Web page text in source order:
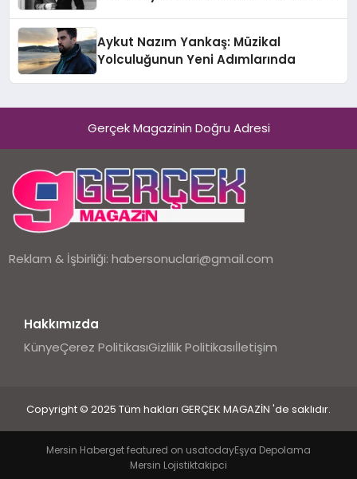
Aykut Nazım Yankaş: Müzikal
Yolculuğunun Yeni Adımlarında
Gerçek Magazinin Doğru Adresi
Reklam & İşbirliği:habersonuclari@gmail.com
Hakkımızda
KünyeÇerez PolitikasıGizlilik Politikasıİletişim
Copyright © 2025 Tüm hakları GERÇEK MAGAZİN 'de saklıdır.
Mersin Haberget featured on usatodayEşya Depolama
Mersin Lojistiktakipci